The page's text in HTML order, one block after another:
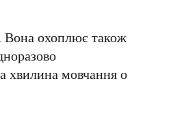
Вона охоплює також
хвилина мовчання о